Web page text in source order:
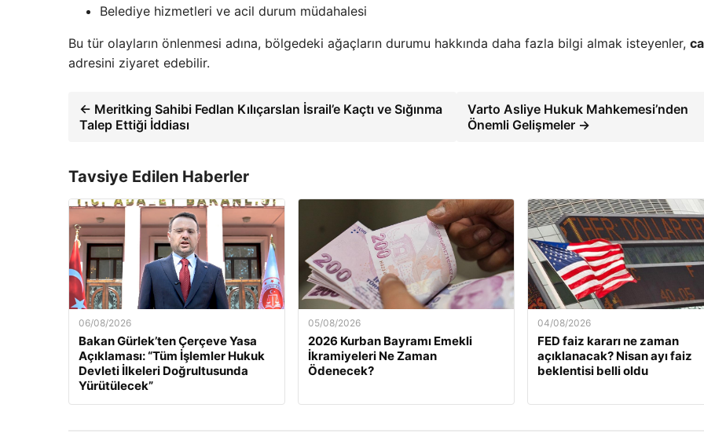
Belediye hizmetleri ve acil durum müdahalesi
Bu tür olayların önlenmesi adına, bölgedeki ağaçların durumu hakkında daha fazla bilgi almak isteyenler,
adresini ziyaret edebilir.
← Meritking Sahibi Fedlan Kılıçarslan İsrail’e Kaçtı ve Sığınma
Talep Ettiği İddiası
Varto Asliye Hukuk Mahkemesi’nden
Önemli Gelişmeler →
Tavsiye Edilen Haberler
06/08/2026
Bakan Gürlek’ten Çerçeve Yasa
Açıklaması: “Tüm İşlemler Hukuk
Devleti İlkeleri Doğrultusunda
Yürütülecek”
05/08/2026
2026 Kurban Bayramı Emekli
İkramiyeleri Ne Zaman
Ödenecek?
04/08/2026
FED faiz kararı ne zaman
açıklanacak? Nisan ayı faiz
beklentisi belli oldu